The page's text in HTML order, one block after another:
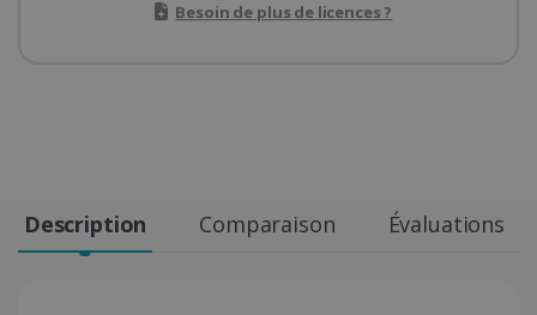
Besoin de plus de licences ?
Description Comparaison Évaluations